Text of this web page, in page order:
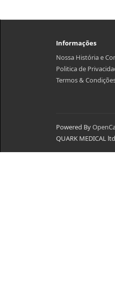
Informações
Nossa História e
Politica de
Termos &
Powered By
QUARK MEDICAL